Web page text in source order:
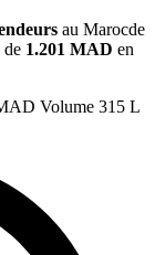
au Marocde
de 1.201 MAD en
Volume 315 L